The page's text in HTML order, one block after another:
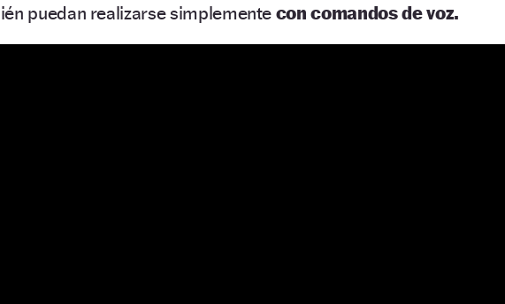
puedan realizarse simplemente con comandos de voz.